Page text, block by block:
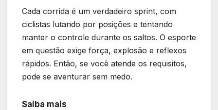
Cada corrida é um verdadeiro sprint, com
ciclistas lutando por posições e tentando
manter o controle durante os saltos. O esporte
em questão exige força, explosão e reflexos
rápidos. Então, se você atende os requisitos,
pode se aventurar sem medo.
Saiba mais